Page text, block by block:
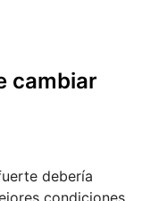
cambiar
debería
condiciones